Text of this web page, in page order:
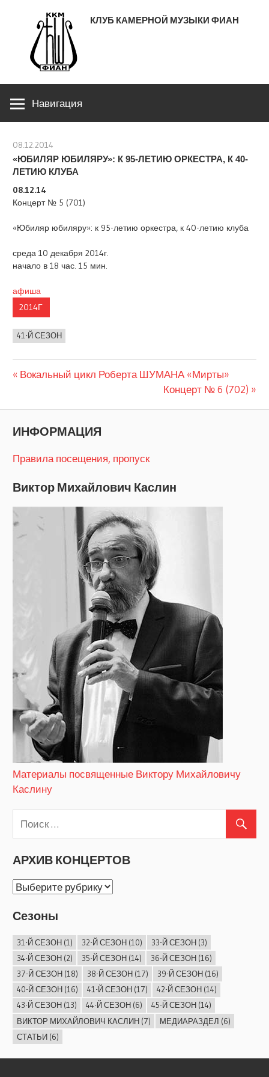
содержимому
КЛУБ КАМЕРНОЙ МУЗЫКИ ФИАН
ЛЕНИНСКИЙ ПРОСПЕКТ 53
Навигация
08.12.2014
«ЮБИЛЯР ЮБИЛЯРУ»: К 95-ЛЕТИЮ ОРКЕСТРА, К 40-
ЛЕТИЮ КЛУБА
08.12.14
Концерт № 5 (701)
«Юбиляр юбиляру»: к 95-летию оркестра, к 40-летию клуба
среда 10 декабря 2014г.
начало в 18 час. 15 мин.
афиша
2014Г
41-Й СЕЗОН
Навигация
записям
Предыдущая
Вокальный цикл Роберта ШУМАНА «Мирты»
Следующая
Концерт № 6 (702)
ИНФОРМАЦИЯ
Правила посещения, пропуск
Виктор Михайлович Каслин
Материалы посвященные Виктору Михайловичу
Каслину
АРХИВ КОНЦЕРТОВ
АРХИВ
Сезоны
31-Й СЕЗОН(1) 32-Й СЕЗОН(10) 33-Й СЕЗОН(3)
34-Й СЕЗОН(2) 35-Й СЕЗОН(14) 36-Й СЕЗОН(16)
37-Й СЕЗОН(18) 38-Й СЕЗОН(17) 39-Й СЕЗОН(16)
40-Й СЕЗОН(16) 41-Й СЕЗОН(17) 42-Й СЕЗОН(14)
43-Й СЕЗОН(13) 44-Й СЕЗОН(6) 45-Й СЕЗОН(14)
ВИКТОР МИХАЙЛОВИЧ КАСЛИН(7) МЕДИАРАЗДЕЛ (6)
СТАТЬИ(6)